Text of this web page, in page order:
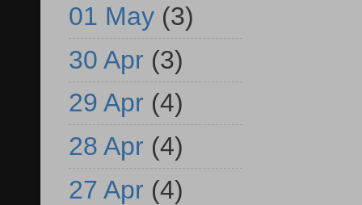
01 May (3)
30 Apr (3)
29 Apr (4)
28 Apr (4)
27 Apr (4)